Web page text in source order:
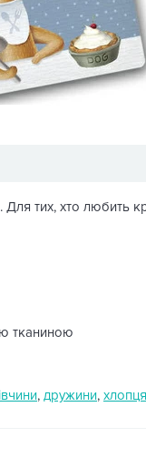
тих, хто любить
тканиною
, дружини, хлопця